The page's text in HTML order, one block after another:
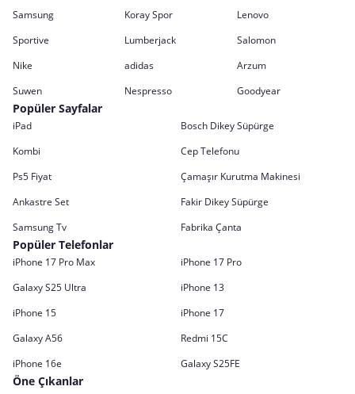
Samsung
Koray Spor
Lenovo
Sportive
Lumberjack
Salomon
Nike
adidas
Arzum
Suwen
Nespresso Goodyear
Popüler Sayfalar
iPad
Bosch Dikey Süpürge
Kombi
Cep Telefonu
Ps5 Fiyat
Çamaşır Kurutma Makinesi
Ankastre Set
Fakir Dikey Süpürge
Samsung Tv
Fabrika Çanta
Popüler Telefonlar
iPhone 17 Pro Max
iPhone 17 Pro
Galaxy S25 Ultra
iPhone 13
iPhone 15
iPhone 17
Galaxy A56
Redmi 15C
iPhone 16e
Galaxy S25FE
Öne Çıkanlar